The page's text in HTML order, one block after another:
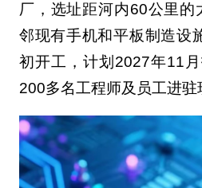
厂，选址距河内60公里的
邻现有手机和平板制造设
初开工，计划2027年11
200多名工程师及员工进驻